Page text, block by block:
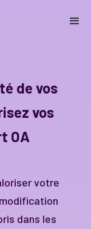
de vos
vos
OA
votre
dans les